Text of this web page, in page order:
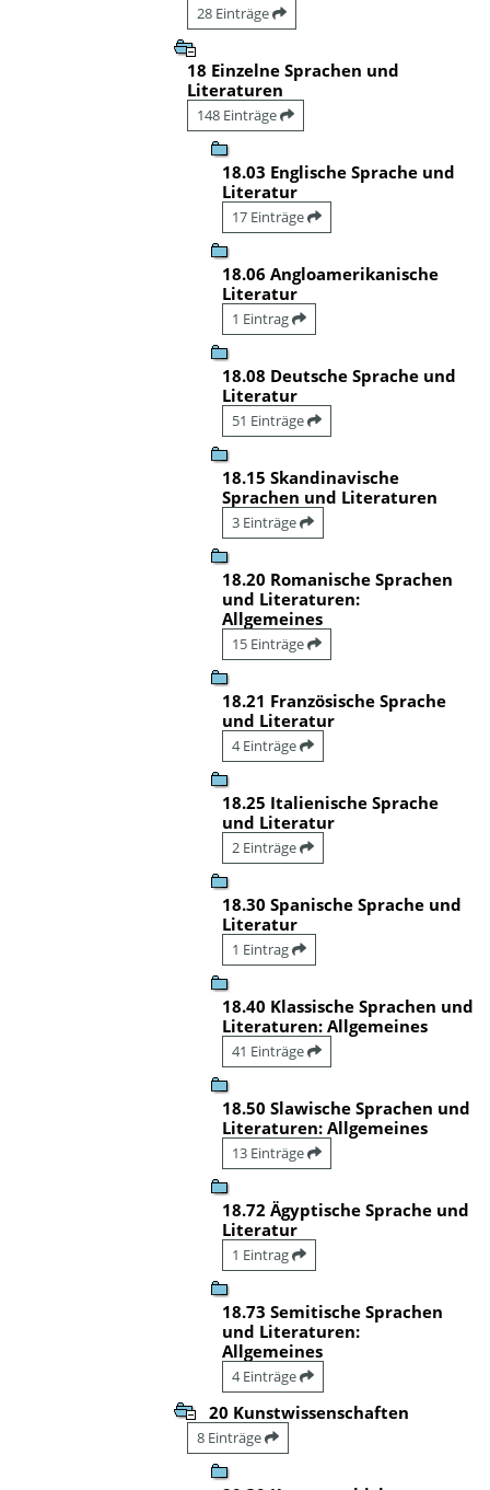
28 Einträge
18 Einzelne Sprachen und
Literaturen
148 Einträge
18.03 Englische Sprache und
Literatur
17 Einträge
18.06 Angloamerikanische
Literatur
1 Eintrag
18.08 Deutsche Sprache und
Literatur
51 Einträge
18.15 Skandinavische
Sprachen und Literaturen
3 Einträge
18.20 Romanische Sprachen
und Literaturen:
Allgemeines
15 Einträge
18.21 Französische Sprache
und Literatur
4 Einträge
18.25 Italienische Sprache
und Literatur
2 Einträge
18.30 Spanische Sprache und
Literatur
1 Eintrag
18.40 Klassische Sprachen und
Literaturen: Allgemeines
41 Einträge
18.50 Slawische Sprachen und
Literaturen: Allgemeines
13 Einträge
18.72 Ägyptische Sprache und
Literatur
1 Eintrag
18.73 Semitische Sprachen
und Literaturen:
Allgemeines
4 Einträge
20 Kunstwissenschaften
8 Einträge